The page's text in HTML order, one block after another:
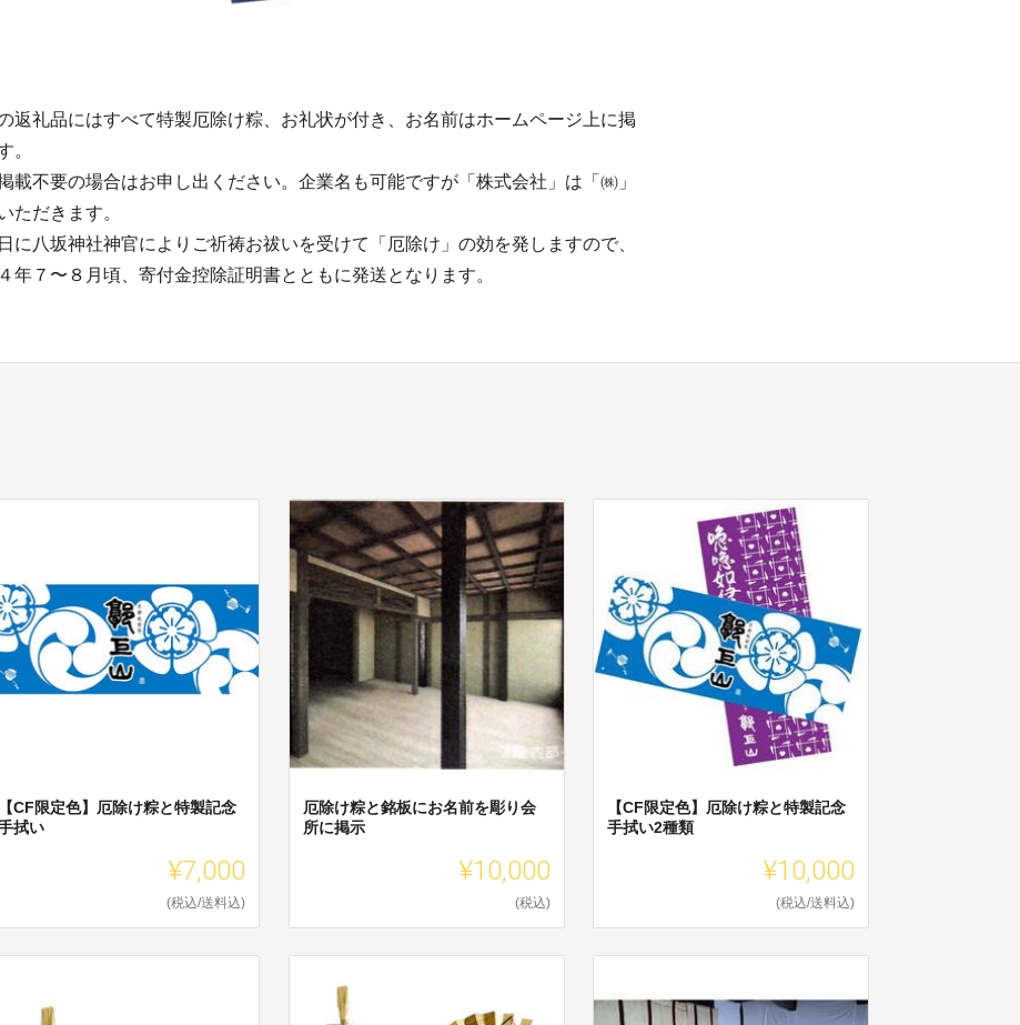
返礼品にはすべて特製厄除け粽、お礼状が付き、お名前はホームページ上に掲
。
載不要の場合はお申し出ください。企業名も可能ですが「株式会社」は「㈱」
ただきます。
に八坂神社神官によりご祈祷お祓いを受けて「厄除け」の効を発しますので、
年７〜８月頃、寄付金控除証明書とともに発送となります。
【CF限定色】厄除け粽と特製記念
拭い
¥7,000
(税込/送料込)
厄除け粽と銘板にお名前を彫り会
所に掲示
¥10,000
(税込)
【CF限定色】厄除け粽と特製記念
手拭い2種類
¥10,000
(税込/送料込)